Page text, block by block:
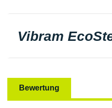
Vibram
Bewertung